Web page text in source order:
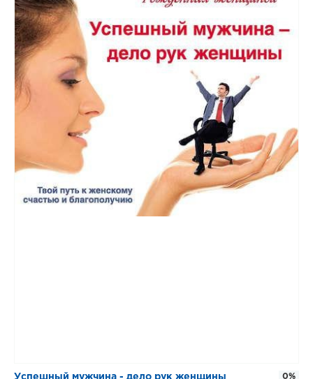
​​Успешный мужчина - дело рук женщины 0%